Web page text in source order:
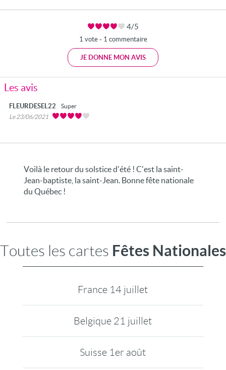
4/5
1 vote - 1 commentaire
JE DONNE MON AVIS
Les avis
FLEURDESEL22
Super
Le 23/06/2021
Voilà le retour du solstice d'été ! C'est la saint-
Jean-baptiste, la saint-Jean. Bonne fête nationale
du Québec !
Toutes les cartes Fêtes Nationales
France 14 juillet
Belgique 21 juillet
Suisse 1er août